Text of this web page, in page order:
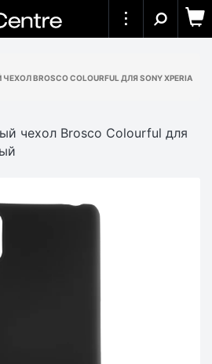
BROSCO COLOURFUL ДЛЯ SONY XPERIA
чехол Brosco Colourful для